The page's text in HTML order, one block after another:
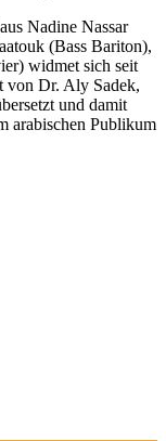
Nadine Nassar
(Bass Bariton),
widmet sich seit
von Dr. Aly Sadek,
und damit
arabischen Publikum